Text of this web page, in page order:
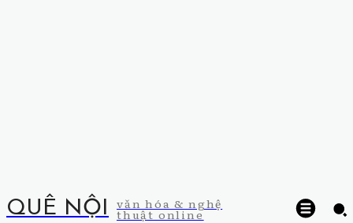
QUÊ NỘI văn hóa & nghệ
thuật online